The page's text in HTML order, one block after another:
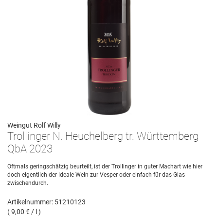
Weingut Rolf Willy
Trollinger N. Heuchelberg tr. Württemberg
QbA 2023
Oftmals geringschätzig beurteilt, ist der Trollinger in guter Machart wie hier
doch eigentlich der ideale Wein zur Vesper oder einfach für das Glas
zwischendurch.
Artikelnummer: 51210123
( 9,00 € / l )